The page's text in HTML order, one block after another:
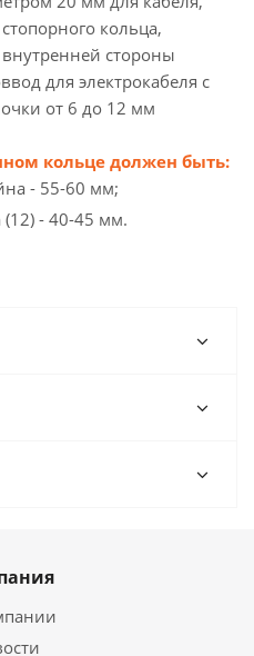
кольца,
стороны
для электрокабеля с
от 6 до 12 мм
кольце должен быть:
- 55-60 мм;
- 40-45 мм.